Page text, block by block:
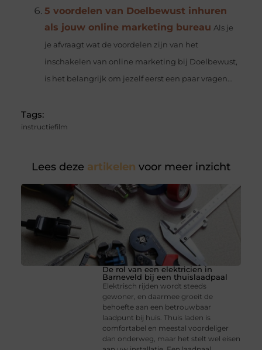
5 voordelen van Doelbewust inhuren
als jouw online marketing bureau Als je
je afvraagt wat de voordelen zijn van het
inschakelen van online marketing bij Doelbewust,
is het belangrijk om jezelf eerst een paar vragen...
Tags:
instructiefilm
Lees deze artikelen voor meer inzicht
De rol van een elektricien in
Barneveld bij een thuislaadpaal
Elektrisch rijden wordt steeds
gewoner, en daarmee groeit de
behoefte aan een betrouwbaar
laadpunt bij huis. Thuis laden is
comfortabel en meestal voordeliger
dan onderweg, maar het stelt wel eisen